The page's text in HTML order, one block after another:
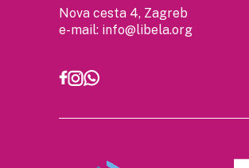
Nova cesta 4, Zagreb
e-mail: info@libela.org